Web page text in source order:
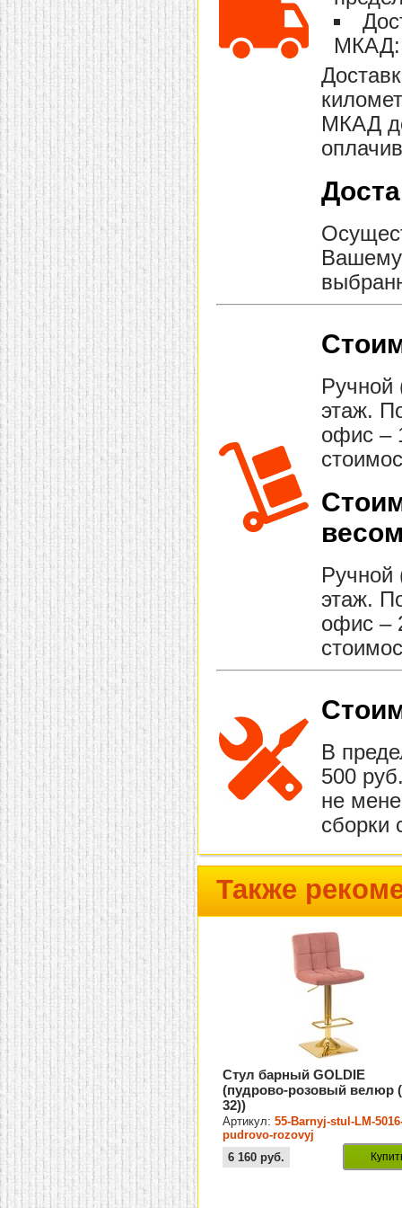
домашнем использовании.
Эта мебель имеет
некоторые преимущества
перед той же стенкой для
гостиной, к примеру,
поскольку она более
легкая и не загромождает
пространство. В спальне
этот предмет можно
поставить у изголовья
кровати, чтобы заполнить
пустующее там
место. Также стеллажи
очень часто используют в
качестве разграничителей
комнаты, например, на
рабочую зону и
пространство для отдыха.
Особенно это актуально
для однокомнатных
квартир.
МКАД:
МКАД
Вашему
Ручной
этаж.
офис –
Ручной
этаж.
офис –
В
500
не
сборки
Также
Стул барный GOLDIE
(пудрово-розовый велюр
32))
Артикул:55-Barnyj-stul-LM-
pudrovo-rozovyj
6 160 руб.